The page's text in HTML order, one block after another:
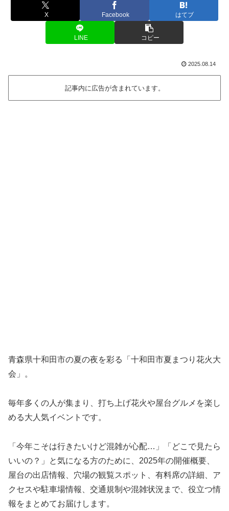
X Facebook はてブ
LINE コピー
2025.08.14
記事内に広告が含まれています。
青森県十和田市の夏の夜を彩る「十和田市夏まつり花火大
会」。
毎年多くの人が集まり、打ち上げ花火や屋台グルメを楽し
める大人気イベントです。
「今年こそは行きたいけど混雑が心配…」「どこで見たら
いいの？」と気になる方のために、2025年の開催概要、
屋台の出店情報、穴場の観覧スポット、有料席の詳細、ア
クセスや駐車場情報、交通規制や混雑状況まで、役立つ情
報をまとめてお届けします。